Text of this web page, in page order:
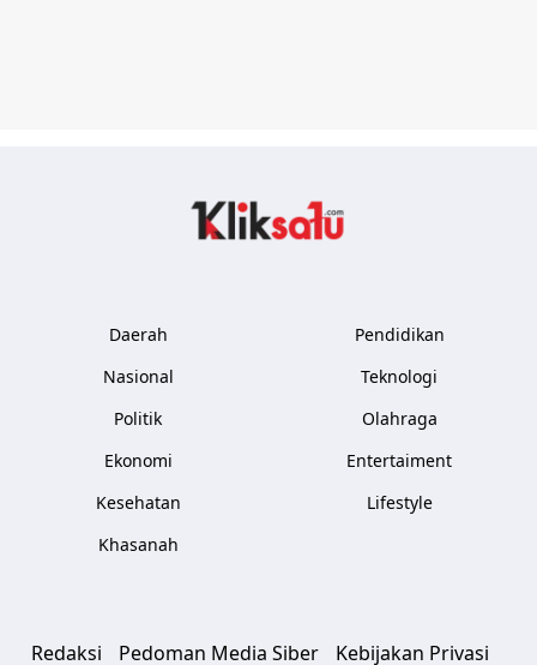
Daerah
Nasional
Politik
Ekonomi
Kesehatan
Khasanah
Pendidikan
Teknologi
Olahraga
Entertaiment
Lifestyle
Redaksi Pedoman Media Siber Kebijakan Privasi